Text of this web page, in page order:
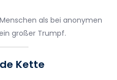
als bei anonymen
großer Trumpf.
Kette